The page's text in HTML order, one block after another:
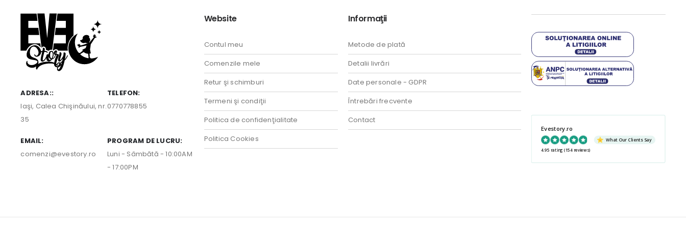
ADRESA::
Iaşi, Calea Chişinăului, nr.
35
TELEFON:
0770778855
EMAIL:
comenzi@evestory.ro
PROGRAM DE LUCRU:
Luni - Sâmbătă - 10:00AM
- 17:00PM
Website
Contul meu
Comenzile mele
Retur şi schimburi
Termeni şi condiţii
Politica de confidenţialitate
Politica Cookies
Informaţii
Metode de plată
Detalii livrări
Date personale - GDPR
Întrebări frecvente
Contact
Evestory.ro
What Our Clients Say
4.95 rating (154 reviews)